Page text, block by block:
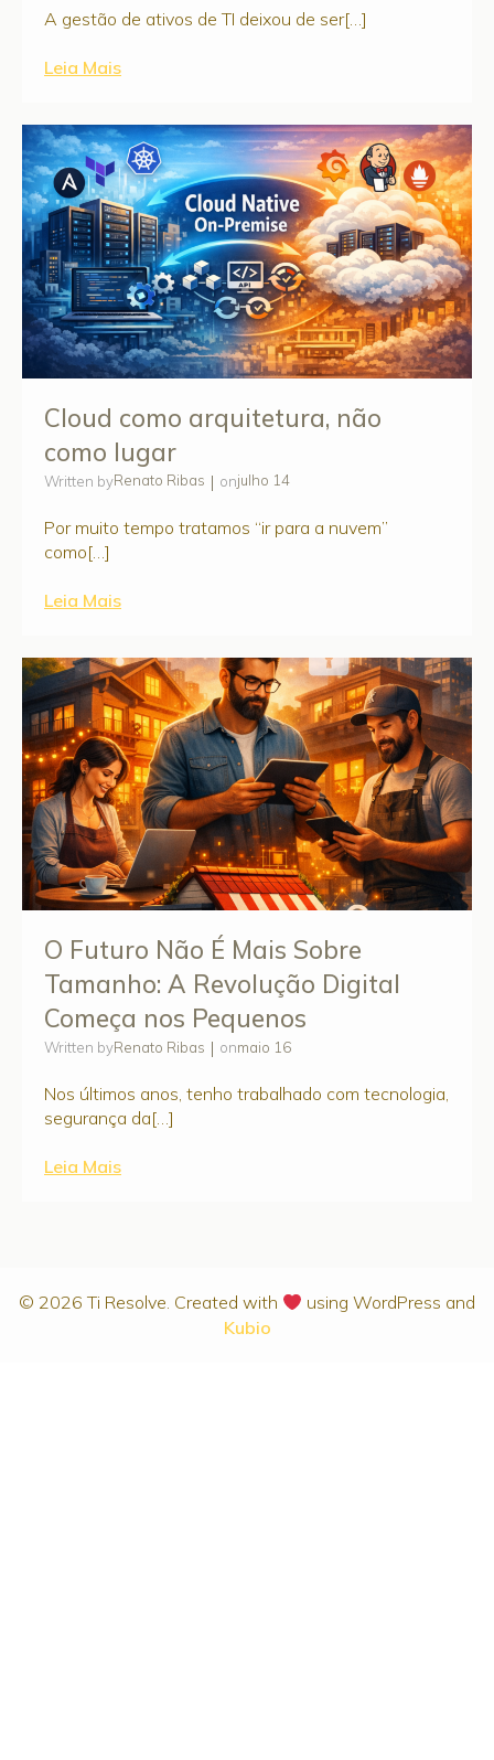
A gestão de ativos de TI deixou de ser[…]
Leia Mais
Cloud como arquitetura, não
como lugar
Written byRenato Ribas | onjulho 14
Por muito tempo tratamos “ir para a nuvem”
como[…]
Leia Mais
O Futuro Não É Mais Sobre
Tamanho: A Revolução Digital
Começa nos Pequenos
Written byRenato Ribas | onmaio 16
Nos últimos anos, tenho trabalhado com tecnologia,
segurança da[…]
Leia Mais
© 2026 Ti Resolve. Created with
using WordPress and
Kubio